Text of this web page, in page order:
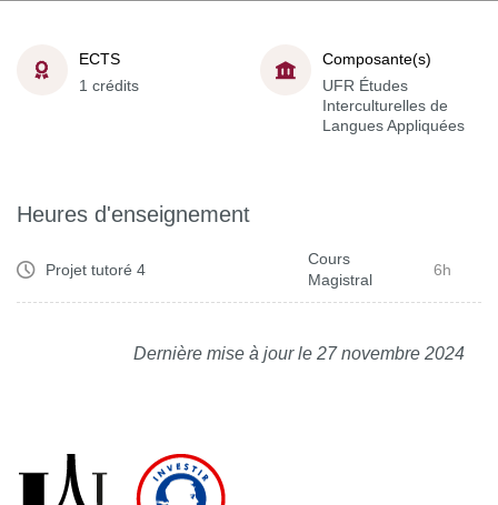
ECTS
1 crédits
Composante(s)
UFR Études
Interculturelles de
Langues Appliquées
Heures d'enseignement
Projet tutoré 4
Cours
Magistral
6h
Dernière mise à jour le 27 novembre 2024